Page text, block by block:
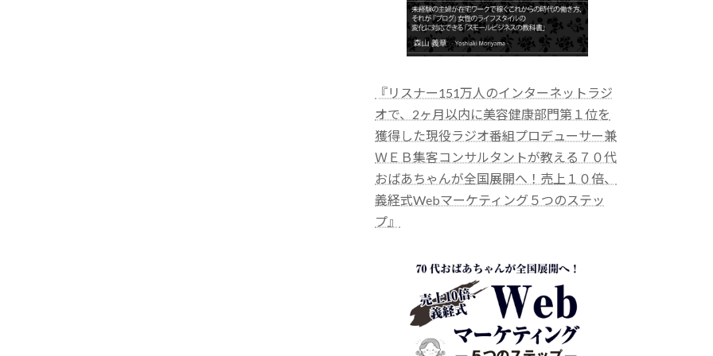
『リスナー151万人のインターネットラジ
オで、2ヶ月以内に美容健康部門第１位を
獲得した現役ラジオ番組プロデューサー兼
ＷＥＢ集客コンサルタントが教える７０代
おばあちゃんが全国展開へ！売上１０倍、
義経式Webマーケティング５つのステッ
プ』